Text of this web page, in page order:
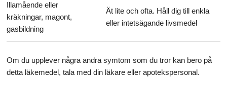
Illamående eller
kräkningar, magont,
gasbildning
Ät lite och ofta. Håll dig till enkla
eller intetsägande livsmedel
Om du upplever några andra symtom som du tror kan bero på
detta läkemedel, tala med din läkare eller apotekspersonal.